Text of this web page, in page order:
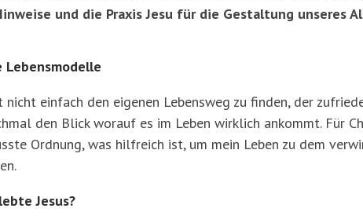
und die Praxis Jesu für die Gestaltung unseres
Lebensmodelle
nicht einfach den eigenen Lebensweg zu finden, der
den Blick worauf es im Leben wirklich ankommt. Für
Ordnung, was hilfreich ist, um mein Leben zu dem
Jesus?